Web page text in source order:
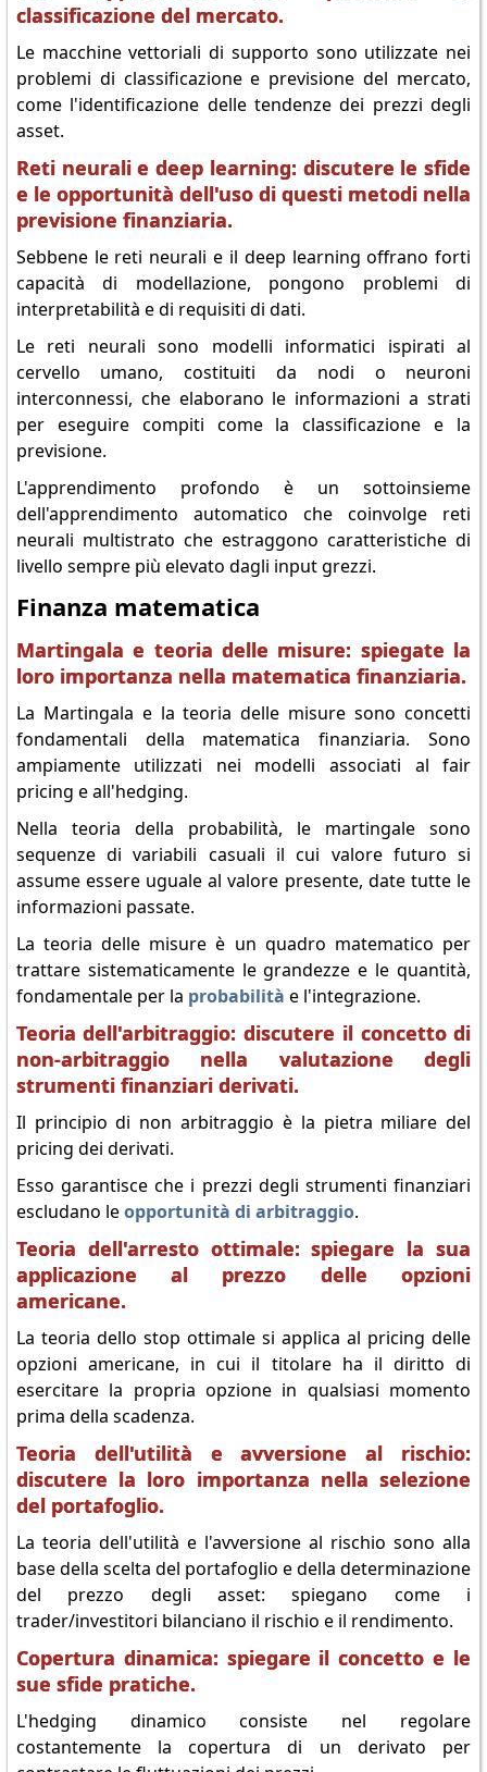
classificazione del mercato.
Le macchine vettoriali di supporto sono utilizzate nei
problemi di classificazione e previsione del mercato,
come l'identificazione delle tendenze dei prezzi degli
asset.
Reti neurali e deep learning: discutere le sfide
e le opportunità dell'uso di questi metodi nella
previsione finanziaria.
Sebbene le reti neurali e il deep learning offrano forti
capacità di modellazione, pongono problemi di
interpretabilità e di requisiti di dati.
Le reti neurali sono modelli informatici ispirati al
cervello umano, costituiti da nodi o neuroni
interconnessi, che elaborano le informazioni a strati
per eseguire compiti come la classificazione e la
previsione.
L'apprendimento profondo è un sottoinsieme
dell'apprendimento automatico che coinvolge reti
neurali multistrato che estraggono caratteristiche di
livello sempre più elevato dagli input grezzi.
Finanza matematica
Martingala e teoria delle misure: spiegate la
loro importanza nella matematica finanziaria.
La Martingala e la teoria delle misure sono concetti
fondamentali della matematica finanziaria. Sono
ampiamente utilizzati nei modelli associati al fair
pricing e all'hedging.
Nella teoria della probabilità, le martingale sono
sequenze di variabili casuali il cui valore futuro si
assume essere uguale al valore presente, date tutte le
informazioni passate.
La teoria delle misure è un quadro matematico per
trattare sistematicamente le grandezze e le quantità,
fondamentale per la probabilità e l'integrazione.
Teoria dell'arbitraggio: discutere il concetto di
non-arbitraggio nella valutazione degli
strumenti finanziari derivati.
Il principio di non arbitraggio è la pietra miliare del
pricing dei derivati.
Esso garantisce che i prezzi degli strumenti finanziari
escludano leopportunità di arbitraggio.
Teoria dell'arresto ottimale: spiegare la sua
applicazione al prezzo delle opzioni
americane.
La teoria dello stop ottimale si applica al pricing delle
opzioni americane, in cui il titolare ha il diritto di
esercitare la propria opzione in qualsiasi momento
prima della scadenza.
Teoria dell'utilità e avversione al rischio:
discutere la loro importanza nella selezione
del portafoglio.
La teoria dell'utilità e l'avversione al rischio sono alla
base della scelta del portafoglio e della determinazione
del prezzo degli asset: spiegano come i
trader/investitori bilanciano il rischio e il rendimento.
Copertura dinamica: spiegare il concetto e le
sue sfide pratiche.
L'hedging dinamico consiste nel regolare
costantemente la copertura di un derivato per